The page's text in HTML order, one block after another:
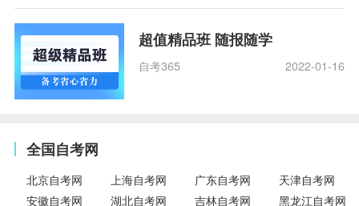
超值精品班 随报随学
自考365 2022-01-16
全国自考网
北京自考网 上海自考网 广东自考网
天津自考网
安徽自考网
湖北自考网 吉林自考网 黑龙江自考网